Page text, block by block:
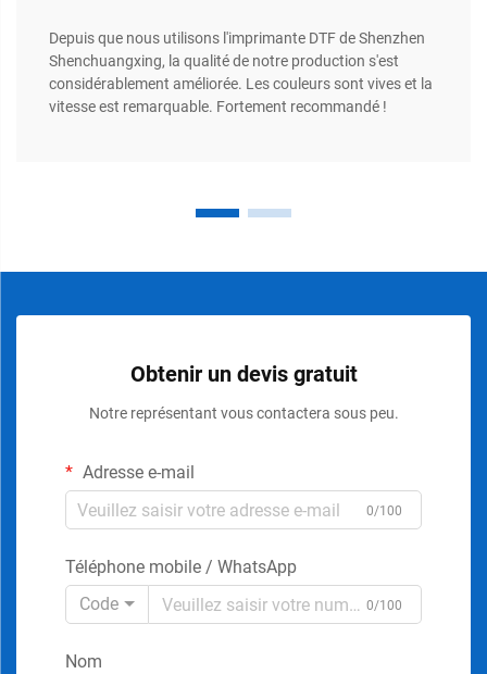
Depuis que nous utilisons l'imprimante DTF de Shenzhen
Shenchuangxing, la qualité de notre production s'est
considérablement améliorée. Les couleurs sont vives et la
vitesse est remarquable. Fortement recommandé !
Obtenir un devis gratuit
Notre représentant vous contactera sous peu.
Adresse e-mail
0/100
Téléphone mobile / WhatsApp
Code
0/100
Nom